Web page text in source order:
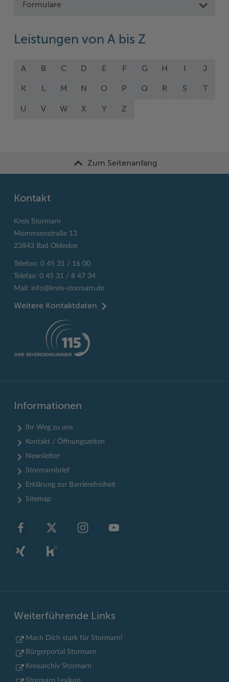
Formulare
Leistungen von A bis Z
A B C D E F G H J
K L M N O P Q R S
U V W X Y Z
Zum Seitenanfang
Kontakt
Kreis Stormarn
Mommsenstraße 13
23843 Bad Oldesloe
Telefon: 0 45 31 / 16 00
Telefax: 0 45 31 / 8 47 34
Mail: info@kreis-stormarn.de
Weitere Kontaktdaten
Informationen
Ihr Weg zu uns
Kontakt / Öffnungszeiten
Newsletter
Stormarnbrief
Erklärung zur Barrierefreiheit
Sitemap
Weiterführende Links
Mach Dich stark für Stormarn!
Bürgerportal Stormarn
Kreisarchiv Stormarn
Stormarn Lexikon